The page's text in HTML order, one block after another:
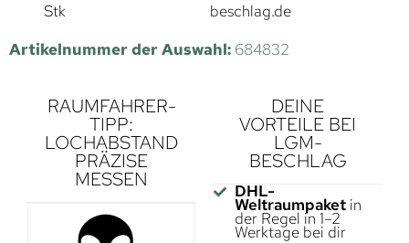
Stk
beschlag.de
Artikelnummer der Auswahl: 684832
RAUMFAHRER-
TIPP:
LOCHABSTAND
PRÄZISE
MESSEN
DEINE
VORTEILE BEI
LGM-
BESCHLAG
DHL-
Weltraumpaketin
der Regel in 1–2
Werktage bei dir